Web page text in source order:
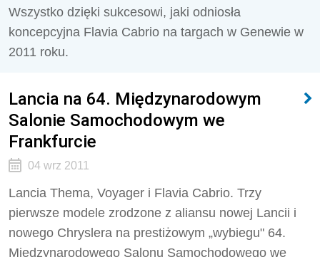
Wszystko dzięki sukcesowi, jaki odniosła
koncepcyjna Flavia Cabrio na targach w Genewie w
2011 roku.
Lancia na 64. Międzynarodowym
Salonie Samochodowym we
Frankfurcie
04 wrz 2011
Lancia Thema, Voyager i Flavia Cabrio. Trzy
pierwsze modele zrodzone z aliansu nowej Lancii i
nowego Chryslera na prestiżowym „wybiegu" 64.
Międzynarodowego Salonu Samochodowego we